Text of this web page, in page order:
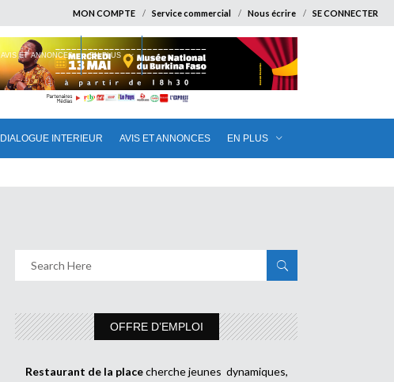
MON COMPTE Service commercial Nous écrire SE CONNECTER
DIALOGUE INTERIEUR AVIS ET ANNONCES EN PLUS
AVIS ET ANNONCES EN PLUS
OFFRE D’EMPLOI
Restaurant de la placecherche jeunes dynamiques,